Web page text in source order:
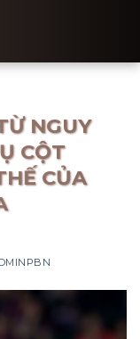
NGUY
CỘT
CỦA